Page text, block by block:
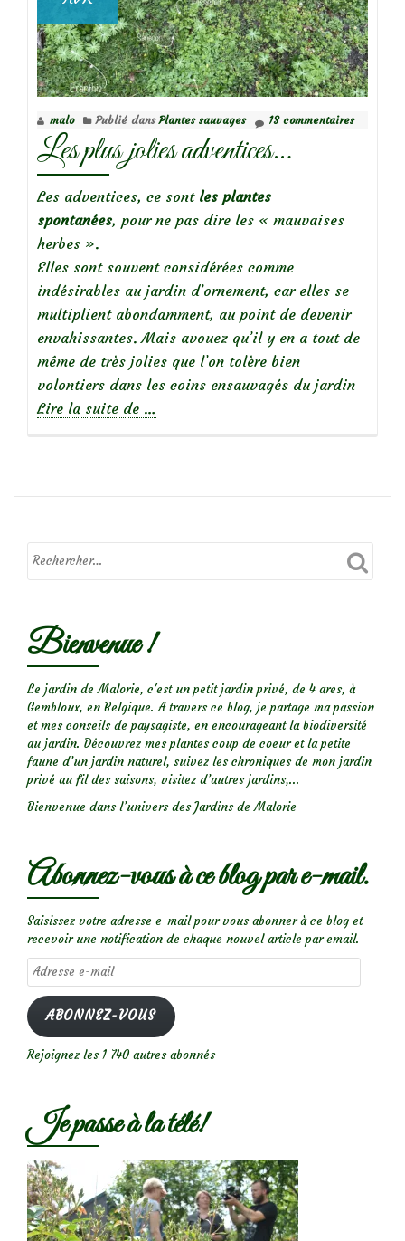
malo Publié dansPlantes sauvages 13 commentaires
Les plus jolies adventices…
Les adventices, ce sont les plantes
spontanées, pour ne pas dire les « mauvaises
herbes ».
Elles sont souvent considérées comme
indésirables au jardin d’ornement, car elles se
multiplient abondamment, au point de devenir
envahissantes. Mais avouez qu’il y en a tout de
même de très jolies que l’on tolère bien
volontiers dans les coins ensauvagés du jardin
Lire la suite de
jolies
…
Bienvenue !
Le jardin de Malorie, c'est un petit jardin privé, de 4 ares, à
Gembloux, en Belgique. A travers ce blog, je partage ma passion
et mes conseils de paysagiste, en encourageant la biodiversité
au jardin. Découvrez mes plantes coup de coeur et la petite
faune d’un jardin naturel, suivez les chroniques de mon jardin
privé au fil des saisons, visitez d’autres jardins,...
Bienvenue dans l’univers des Jardins de Malorie
Abonnez-vous à ce blog par e-mail.
Saisissez votre adresse e-mail pour vous abonner à ce blog et
recevoir une notification de chaque nouvel article par email.
Adresse
e-
mail
ABONNEZ-VOUS
Rejoignez les 1 740 autres abonnés
Je passe à la télé!